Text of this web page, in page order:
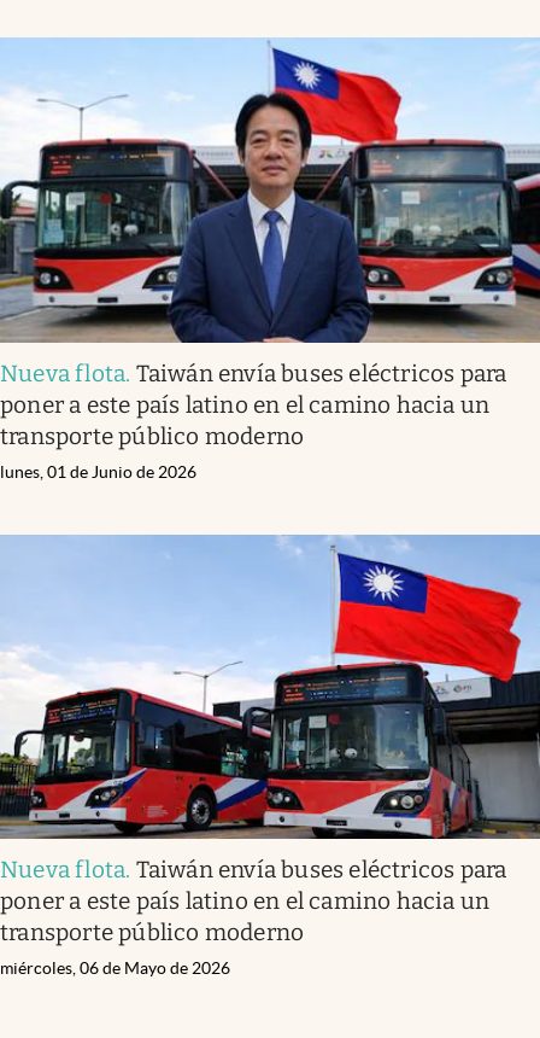
Nueva flota. Taiwán envía buses eléctricos para
poner a este país latino en el camino hacia un
transporte público moderno
lunes, 01 de Junio de 2026
Nueva flota. Taiwán envía buses eléctricos para
poner a este país latino en el camino hacia un
transporte público moderno
miércoles, 06 de Mayo de 2026